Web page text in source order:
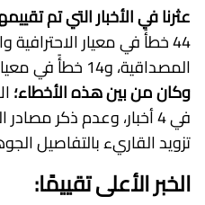
عثرنا في الأخبار التي تم
المصداقية، و14 خطأً في معيار مراعاة حقوق الإنسان.
وكان من بين هذه الأخطاء؛
تزويد القاريء بالتفاصيل الجوهرية في
الخبر الأعلى تقييمًا: